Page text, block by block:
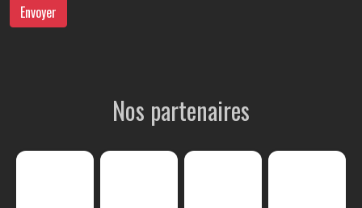
Envoyer
Nos partenaires